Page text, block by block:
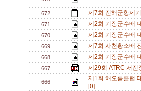
672 제7회 진해군항제
671 제2회 기장군수배
670 제2회 기장군수배
669 제7회 사천황소배
668 제2회 기장군수배
667 제29회 ATRC 서진
666
제1회 해오름클럽
[0]